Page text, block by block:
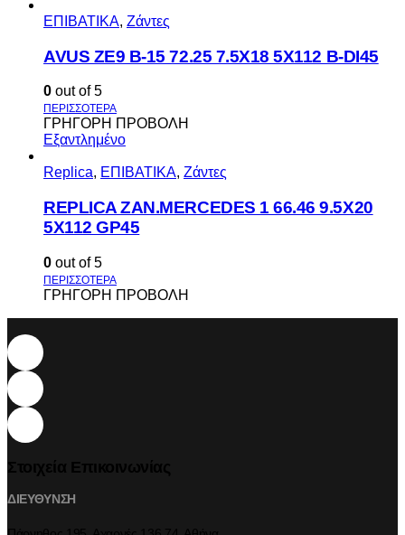
ΕΠΙΒΑΤΙΚΑ, Ζάντες
AVUS ΖΕ9 Β-15 72.25 7.5Χ18 5Χ112 Β-DI45
0 out of 5
ΓΡΗΓΟΡΗ ΠΡΟΒΟΛΗ
Εξαντλημένο
Replica, ΕΠΙΒΑΤΙΚΑ, Ζάντες
REPLICA ZAN.MERCEDES 1 66.46 9.5X20
5X112 GP45
0 out of 5
ΓΡΗΓΟΡΗ ΠΡΟΒΟΛΗ
ΔΙΕΥΘΥΝΣΗ